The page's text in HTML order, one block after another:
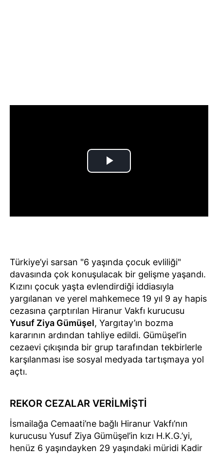
Türkiye’yi sarsan "6 yaşında çocuk evliliği"
davasında çok konuşulacak bir gelişme yaşandı.
Kızını çocuk yaşta evlendirdiği iddiasıyla
yargılanan ve yerel mahkemece 19 yıl 9 ay hapis
cezasına çarptırılan Hiranur Vakfı kurucusu
Yusuf Ziya Gümüşel, Yargıtay’ın bozma
kararının ardından tahliye edildi. Gümüşel’in
cezaevi çıkışında bir grup tarafından tekbirlerle
karşılanması ise sosyal medyada tartışmaya yol
açtı.
REKOR CEZALAR VERİLMİŞTİ
İsmailağa Cemaati’ne bağlı Hiranur Vakfı’nın
kurucusu Yusuf Ziya Gümüşel’in kızı H.K.G.’yi,
henüz 6 yaşındayken 29 yaşındaki müridi Kadir